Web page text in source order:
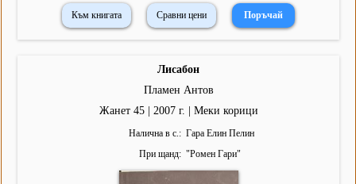
Към книгата Сравни цени
Лисабон
Пламен Антов
Жанет 45 | 2007 г. | Меки корици
Налична в с.
Гара Елин Пелин
При щанд
"Ромен Гари"